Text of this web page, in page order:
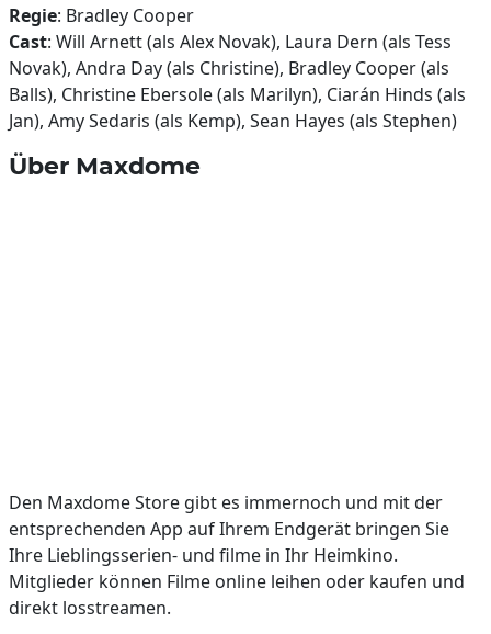
Regie: Bradley Cooper
Cast: Will Arnett (als Alex Novak), Laura Dern (als Tess
Novak), Andra Day (als Christine), Bradley Cooper (als
Balls), Christine Ebersole (als Marilyn), Ciarán Hinds (als
Jan), Amy Sedaris (als Kemp), Sean Hayes (als Stephen)
Über Maxdome
Den Maxdome Store gibt es immernoch und mit der
entsprechenden App auf Ihrem Endgerät bringen Sie
Ihre Lieblingsserien- und filme in Ihr Heimkino.
Mitglieder können Filme online leihen oder kaufen und
direkt losstreamen.